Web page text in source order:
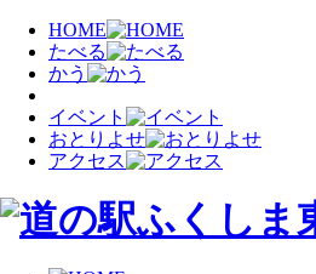
HOME
たべる
かう
イベント
おとりよせ
アクセス